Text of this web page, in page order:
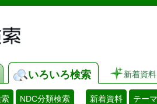
いろいろ検索 新着資料
NDC分類検索 新着資料 テー